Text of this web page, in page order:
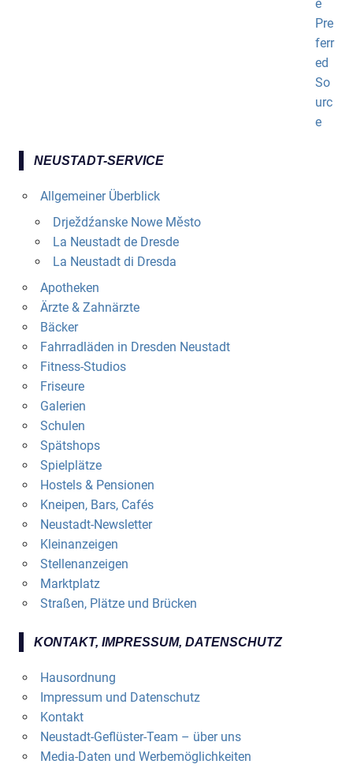
NEUSTADT-SERVICE
Allgemeiner Überblick
Drježdźanske Nowe Město
La Neustadt de Dresde
La Neustadt di Dresda
Apotheken
Ärzte & Zahnärzte
Bäcker
Fahrradläden in Dresden Neustadt
Fitness-Studios
Friseure
Galerien
Schulen
Spätshops
Spielplätze
Hostels & Pensionen
Kneipen, Bars, Cafés
Neustadt-Newsletter
Kleinanzeigen
Stellenanzeigen
Marktplatz
Straßen, Plätze und Brücken
KONTAKT, IMPRESSUM, DATENSCHUTZ
Hausordnung
Impressum und Datenschutz
Kontakt
Neustadt-Geflüster-Team – über uns
Media-Daten und Werbemöglichkeiten